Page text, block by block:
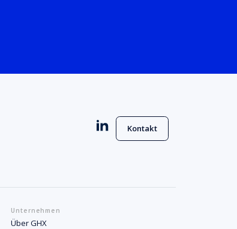
Kontakt
Unternehmen
Über GHX